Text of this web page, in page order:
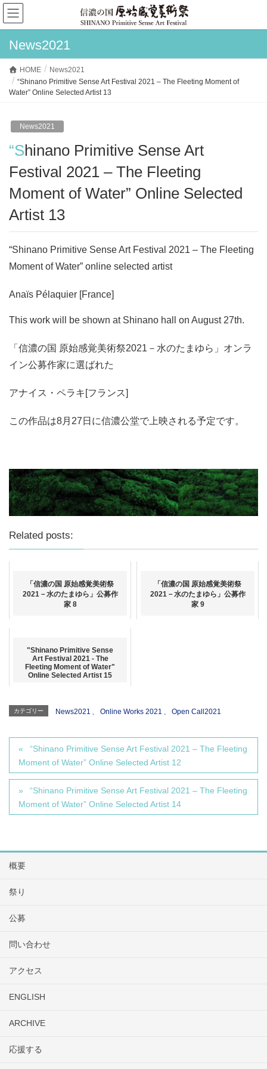
News2021
HOME
News2021
“Shinano Primitive Sense Art Festival 2021 – The Fleeting Moment of
Water” Online Selected Artist 13
News2021
“Shinano Primitive Sense Art
Festival 2021 – The Fleeting
Moment of Water” Online Selected
Artist 13
“Shinano Primitive Sense Art Festival 2021 – The Fleeting
Moment of Water” online selected artist
Anaïs Pélaquier [France]
This work will be shown at Shinano hall on August 27th.
「信濃の国 原始感覚美術祭2021－水のたまゆら」オンラ
イン公募作家に選ばれた
アナイス・ペラキ[フランス]
この作品は8月27日に信濃公堂で上映される予定です。
Related posts:
「信濃の国 原始感覚美術祭
2021－水のたまゆら」公募作
家 8
「信濃の国 原始感覚美術祭
2021－水のたまゆら」公募作
家 9
"Shinano Primitive Sense
Art Festival 2021 - The
Fleeting Moment of Water"
Online Selected Artist 15
カテゴリー News2021 Online Works 2021 Open Call2021
“Shinano Primitive Sense Art Festival 2021 – The Fleeting
Moment of Water” Online Selected Artist 12
“Shinano Primitive Sense Art Festival 2021 – The Fleeting
Moment of Water” Online Selected Artist 14
概要
祭り
公募
問い合わせ
アクセス
ENGLISH
ARCHIVE
応援する